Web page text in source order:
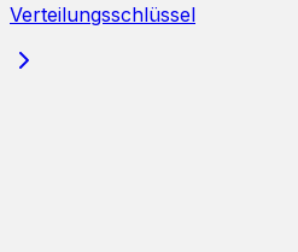
Verteilungsschlüssel